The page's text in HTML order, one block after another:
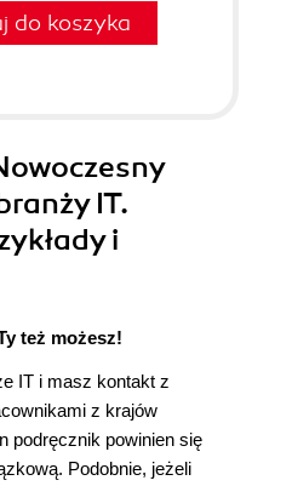
do koszyka
IT.
i
też możesz!
IT i masz kontakt z
z krajów
podręcznik powinien się
Podobnie, jeżeli